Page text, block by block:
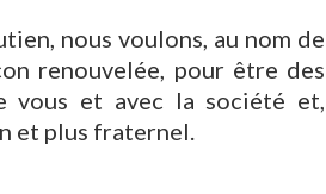
nous voulons, au nom de
renouvelée, pour être des
vous et avec la société et,
et plus fraternel.